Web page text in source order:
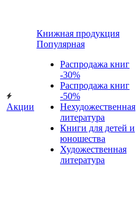
Акции
Книжная продукция
Популярная
Распродажа книг
-30%
Распродажа книг
-50%
Нехудожественная
литература
Книги для детей и
юношества
Художественная
литература